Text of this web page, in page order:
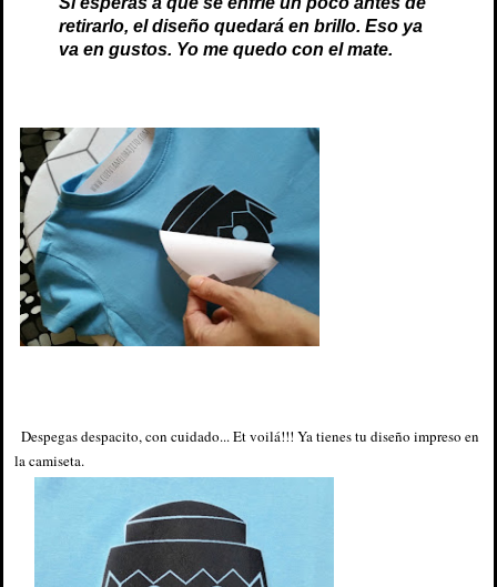
retirarlo, el diseño quedará en brillo. Eso ya
va en gustos. Yo me quedo con el mate.
Despegas despacito, con cuidado... Et voilá!!! Ya tienes tu diseño impreso en
la camiseta.